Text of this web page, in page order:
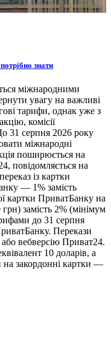
знати
міжнародними
увагу на важливі
тарифи, однак уже з
комісії
31 серпня 2026 року
міжнародні
поширюється на
повідомляється на
із картки
— 1% замість
картки ПриватБанку на
замість 2% (мінімум
до 31 серпня
Перекази
або вебверсію Приват24.
10 доларів, а
на закордонні картки —